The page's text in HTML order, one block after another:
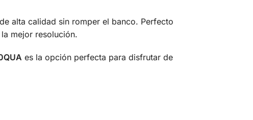
alta calidad sin romper el banco. Perfecto
mejor resolución.
es la opción perfecta para disfrutar de